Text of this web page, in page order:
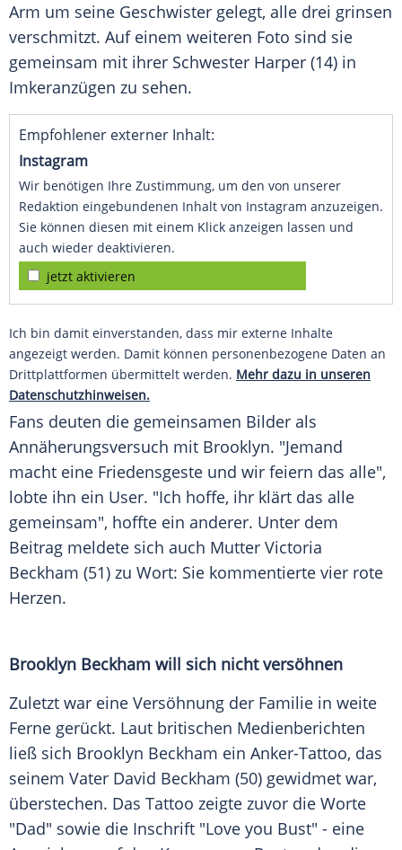
Arm um seine Geschwister gelegt, alle drei grinsen
verschmitzt. Auf einem weiteren Foto sind sie
gemeinsam mit ihrer Schwester Harper (14) in
Imkeranzügen zu sehen.
Empfohlener externer Inhalt:
Instagram
Wir benötigen Ihre Zustimmung, um den von unserer
Redaktion eingebundenen Inhalt von Instagram anzuzeigen.
Sie können diesen mit einem Klick anzeigen lassen und
auch wieder deaktivieren.
jetzt aktivieren
Ich bin damit einverstanden, dass mir externe Inhalte
angezeigt werden. Damit können personenbezogene Daten an
Drittplattformen übermittelt werden. Mehr dazu in unseren
Datenschutzhinweisen.
Fans deuten die gemeinsamen Bilder als
Annäherungsversuch mit Brooklyn. "Jemand
macht eine Friedensgeste und wir feiern das alle",
lobte ihn ein User. "Ich hoffe, ihr klärt das alle
gemeinsam", hoffte ein anderer. Unter dem
Beitrag meldete sich auch Mutter Victoria
Beckham (51) zu Wort: Sie kommentierte vier rote
Herzen.
Brooklyn Beckham will sich nicht versöhnen
Zuletzt war eine Versöhnung der Familie in weite
Ferne gerückt. Laut britischen Medienberichten
ließ sich Brooklyn Beckham ein Anker-Tattoo, das
seinem Vater David Beckham (50) gewidmet war,
überstechen. Das Tattoo zeigte zuvor die Worte
"Dad" sowie die Inschrift "Love you Bust" - eine